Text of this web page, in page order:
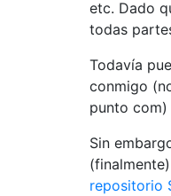
etc. Dado
todas
Todavía
conmigo
punto com)
Sin
repositorio